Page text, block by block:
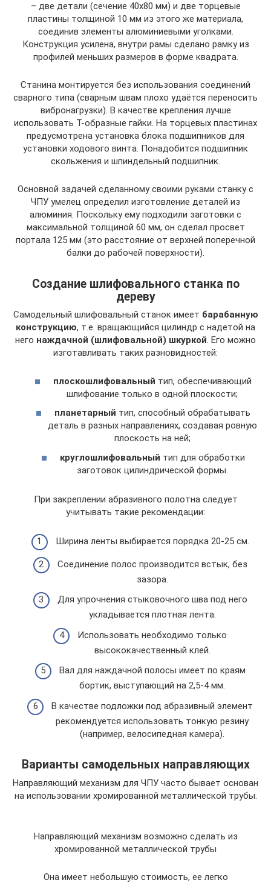
– две детали (сечение 40х80 мм) и две торцевые
пластины толщиной 10 мм из этого же материала,
соединив элементы алюминиевыми уголками.
Конструкция усилена, внутри рамы сделано рамку из
профилей меньших размеров в форме квадрата.
Станина монтируется без использования соединений
сварного типа (сварным швам плохо удаётся переносить
вибронагрузки). В качестве крепления лучше
использовать Т-образные гайки. На торцевых пластинах
предусмотрена установка блока подшипников для
установки ходового винта. Понадобится подшипник
скольжения и шпиндельный подшипник.
Основной задачей сделанному своими руками станку с
ЧПУ умелец определил изготовление деталей из
алюминия. Поскольку ему подходили заготовки с
максимальной толщиной 60 мм, он сделал просвет
портала 125 мм (это расстояние от верхней поперечной
балки до рабочей поверхности).
Создание шлифовального станка по
дереву
Самодельный шлифовальный станок имеет барабанную
конструкцию, т.е. вращающийся цилиндр с надетой на
него наждачной (шлифовальной) шкуркой. Его можно
изготавливать таких разновидностей:
плоскошлифовальный тип, обеспечивающий
шлифование только в одной плоскости;
планетарный тип, способный обрабатывать
деталь в разных направлениях, создавая ровную
плоскость на ней;
круглошлифовальный тип для обработки
заготовок цилиндрической формы.
При закреплении абразивного полотна следует
учитывать такие рекомендации:
Ширина ленты выбирается порядка 20-25 см.
Соединение полос производится встык, без
зазора.
Для упрочнения стыковочного шва под него
укладывается плотная лента.
Использовать необходимо только
высококачественный клей.
Вал для наждачной полосы имеет по краям
бортик, выступающий на 2,5-4 мм.
В качестве подложки под абразивный элемент
рекомендуется использовать тонкую резину
(например, велосипедная камера).
Варианты самодельных направляющих
Направляющий механизм для ЧПУ часто бывает основан
на использовании хромированной металлической трубы.
Направляющий механизм возможно сделать из
хромированной металлической трубы
Она имеет небольшую стоимость, ее легко